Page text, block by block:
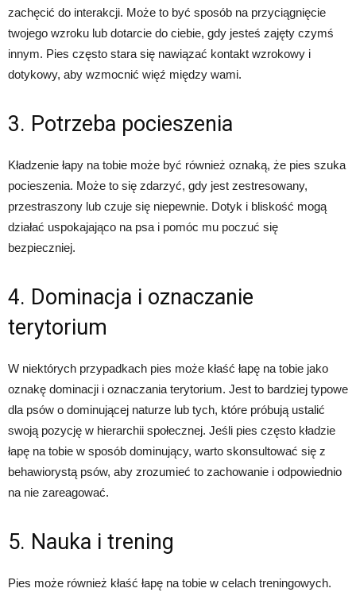
zachęcić do interakcji. Może to być sposób na przyciągnięcie
twojego wzroku lub dotarcie do ciebie, gdy jesteś zajęty czymś
innym. Pies często stara się nawiązać kontakt wzrokowy i
dotykowy, aby wzmocnić więź między wami.
3. Potrzeba pocieszenia
Kładzenie łapy na tobie może być również oznaką, że pies szuka
pocieszenia. Może to się zdarzyć, gdy jest zestresowany,
przestraszony lub czuje się niepewnie. Dotyk i bliskość mogą
działać uspokajająco na psa i pomóc mu poczuć się
bezpieczniej.
4. Dominacja i oznaczanie
terytorium
W niektórych przypadkach pies może kłaść łapę na tobie jako
oznakę dominacji i oznaczania terytorium. Jest to bardziej typowe
dla psów o dominującej naturze lub tych, które próbują ustalić
swoją pozycję w hierarchii społecznej. Jeśli pies często kładzie
łapę na tobie w sposób dominujący, warto skonsultować się z
behawiorystą psów, aby zrozumieć to zachowanie i odpowiednio
na nie zareagować.
5. Nauka i trening
Pies może również kłaść łapę na tobie w celach treningowych.